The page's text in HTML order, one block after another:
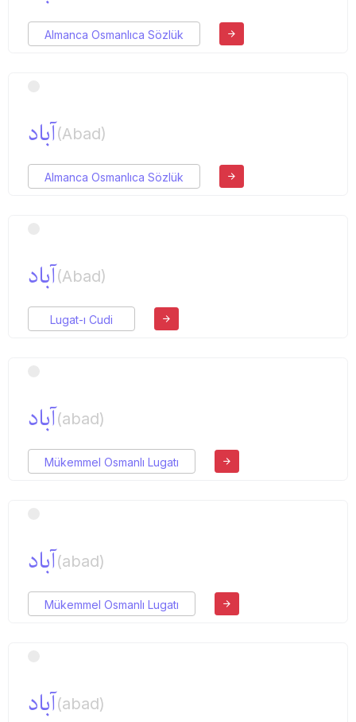
Almanca Osmanlıca Sözlük
آباد(Abad)
Almanca Osmanlıca Sözlük
آباد(Abad)
Lugat-ı Cudi
آباد(abad)
Mükemmel Osmanlı Lugatı
آباد(abad)
Mükemmel Osmanlı Lugatı
آباد(abad)